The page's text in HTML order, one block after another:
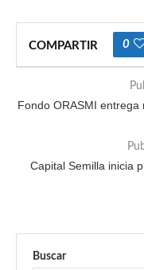
COMPARTIR 0
Fondo ORASMI
Capital Semilla inicia
Buscar